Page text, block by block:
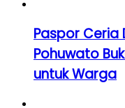
Paspor Ceria
Pohuwato
untuk Warga